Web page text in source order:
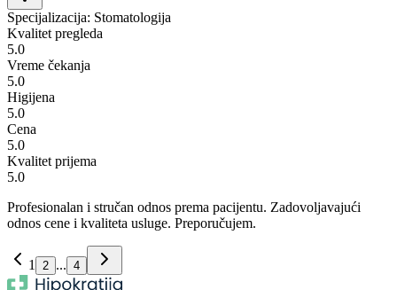
Specijalizacija: Stomatologija
Kvalitet pregleda
5.0
Vreme čekanja
5.0
Higijena
5.0
Cena
5.0
Kvalitet prijema
5.0
Profesionalan i stručan odnos prema pacijentu. Zadovoljavajući
odnos cene i kvaliteta usluge. Preporučujem.
1 2 ... 4